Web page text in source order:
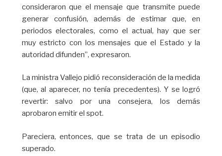
consideraron que el mensaje que transmite puede
generar confusión, además de estimar que, en
periodos electorales, como el actual, hay que ser
muy estricto con los mensajes que el Estado y la
autoridad difunden”, expresaron.
La ministra Vallejo pidió reconsideración de la medida
(que, al aparecer, no tenía precedentes). Y se logró
revertir: salvo por una consejera, los demás
aprobaron emitir el spot.
Pareciera, entonces, que se trata de un episodio
superado.